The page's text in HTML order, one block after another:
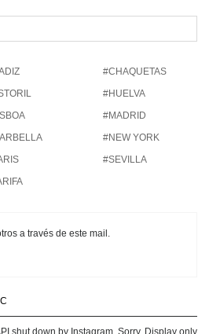
#CHAQUETAS
#HUELVA
#MADRID
#NEW YORK
#SEVILLA
a través de este mail.
shut down by Instagram. Sorry. Display only